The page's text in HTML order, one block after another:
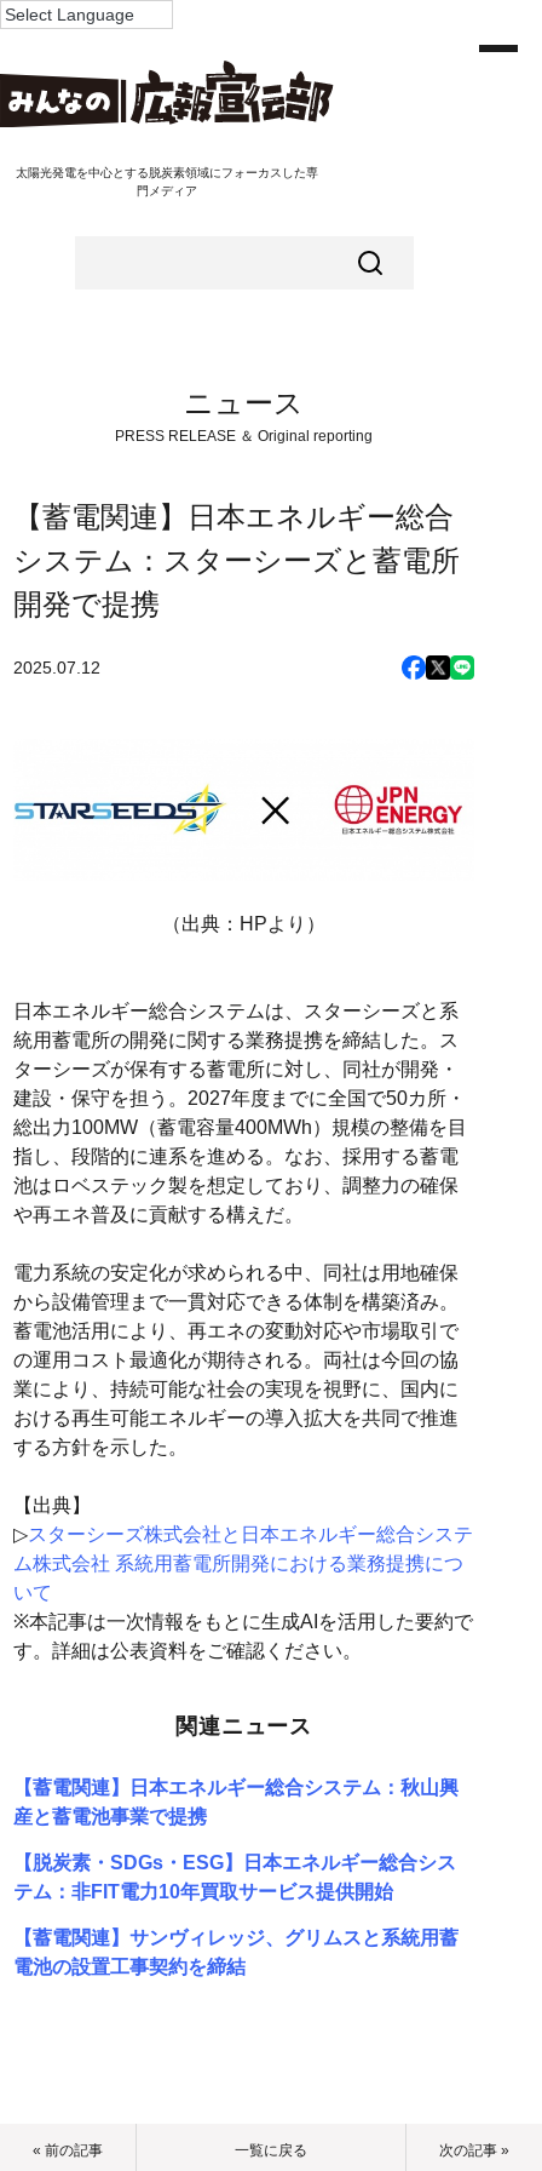
太陽光発電を中心とする脱炭素領域にフォーカスした専
門メディア
ニュース
PRESS RELEASE ＆ Original reporting
【蓄電関連】日本エネルギー総合
システム：スターシーズと蓄電所
開発で提携
2025.07.12
（出典：HPより）
日本エネルギー総合システムは、スターシーズと系
統用蓄電所の開発に関する業務提携を締結した。ス
ターシーズが保有する蓄電所に対し、同社が開発・
建設・保守を担う。2027年度までに全国で50カ所・
総出力100MW（蓄電容量400MWh）規模の整備を目
指し、段階的に連系を進める。なお、採用する蓄電
池はロベステック製を想定しており、調整力の確保
や再エネ普及に貢献する構えだ。
電力系統の安定化が求められる中、同社は用地確保
から設備管理まで一貫対応できる体制を構築済み。
蓄電池活用により、再エネの変動対応や市場取引で
の運用コスト最適化が期待される。両社は今回の協
業により、持続可能な社会の実現を視野に、国内に
おける再生可能エネルギーの導入拡大を共同で推進
する方針を示した。
【出典】
▷スターシーズ株式会社と日本エネルギー総合システ
ム株式会社 系統用蓄電所開発における業務提携につ
いて
※本記事は一次情報をもとに生成AIを活用した要約で
す。詳細は公表資料をご確認ください。
関連ニュース
【蓄電関連】日本エネルギー総合システム：秋山興
産と蓄電池事業で提携
【脱炭素・SDGs・ESG】日本エネルギー総合シス
テム：非FIT電力10年買取サービス提供開始
【蓄電関連】サンヴィレッジ、グリムスと系統用蓄
電池の設置工事契約を締結
« 前の記事 一覧に戻る 次の記事 »